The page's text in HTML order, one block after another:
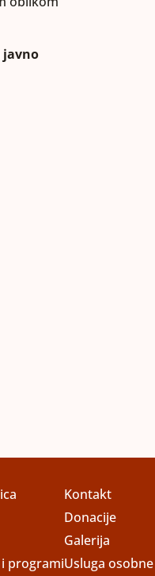
javno
programi
Kontakt
Donacije
Galerija
Usluga